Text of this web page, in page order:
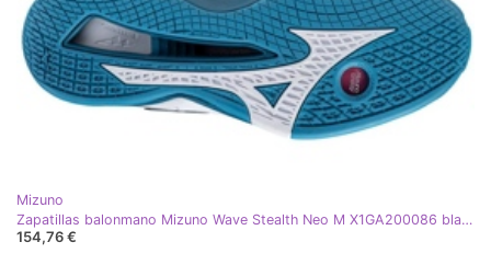
Mizuno
Zapatillas balonmano Mizuno Wave Stealth Neo M X1GA200086 blanco
154,76 €